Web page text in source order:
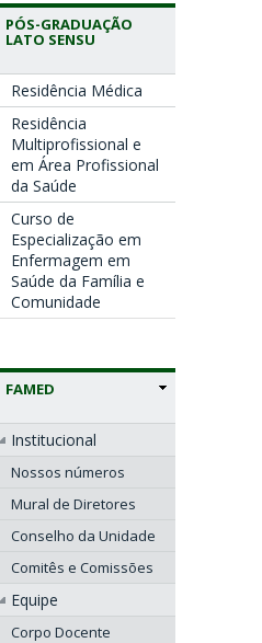
PÓS-GRADUAÇÃO
LATO SENSU
Residência Médica
Residência
Multiprofissional e
em Área Profissional
da Saúde
Curso de
Especialização em
Enfermagem em
Saúde da Família e
Comunidade
FAMED
Institucional
Nossos números
Mural de Diretores
Conselho da Unidade
Comitês e Comissões
Equipe
Corpo Docente